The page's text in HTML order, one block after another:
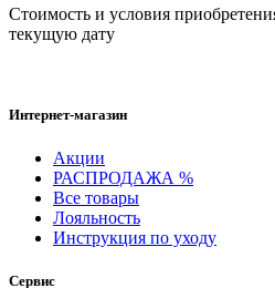
Cтоимость и условия
текущую дату
Интернет-магазин
Акции
РАСПРОДАЖА %
Все товары
Лояльность
Инструкция по уходу
Сервис